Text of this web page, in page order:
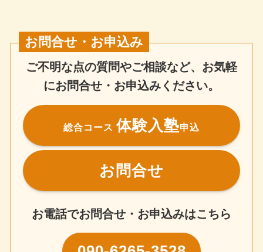
お問合せ・お申込み
ご不明な点の質問やご相談など、お気軽
にお問合せ・お申込みください。
総合コース体験入塾申込
お問合せ
お電話でお問合せ・お申込みはこちら